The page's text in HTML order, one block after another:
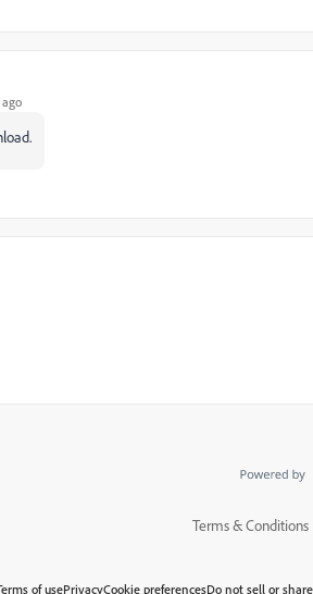
Terms & Conditions
of usePrivacyCookie preferencesDo not sell or